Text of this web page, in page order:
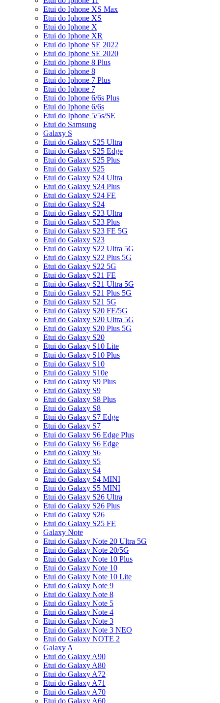
Etui do Iphone XS Max
Etui do Iphone XS
Etui do Iphone X
Etui do Iphone XR
Etui do Iphone SE 2022
Etui do Iphone SE 2020
Etui do Iphone 8 Plus
Etui do Iphone 8
Etui do Iphone 7 Plus
Etui do Iphone 7
Etui do Iphone 6/6s Plus
Etui do Iphone 6/6s
Etui do Iphone 5/5s/SE
Etui do Samsung
Galaxy S
Etui do Galaxy S25 Ultra
Etui do Galaxy S25 Edge
Etui do Galaxy S25 Plus
Etui do Galaxy S25
Etui do Galaxy S24 Ultra
Etui do Galaxy S24 Plus
Etui do Galaxy S24 FE
Etui do Galaxy S24
Etui do Galaxy S23 Ultra
Etui do Galaxy S23 Plus
Etui do Galaxy S23 FE 5G
Etui do Galaxy S23
Etui do Galaxy S22 Ultra 5G
Etui do Galaxy S22 Plus 5G
Etui do Galaxy S22 5G
Etui do Galaxy S21 FE
Etui do Galaxy S21 Ultra 5G
Etui do Galaxy S21 Plus 5G
Etui do Galaxy S21 5G
Etui do Galaxy S20 FE/5G
Etui do Galaxy S20 Ultra 5G
Etui do Galaxy S20 Plus 5G
Etui do Galaxy S20
Etui do Galaxy S10 Lite
Etui do Galaxy S10 Plus
Etui do Galaxy S10
Etui do Galaxy S10e
Etui do Galaxy S9 Plus
Etui do Galaxy S9
Etui do Galaxy S8 Plus
Etui do Galaxy S8
Etui do Galaxy S7 Edge
Etui do Galaxy S7
Etui do Galaxy S6 Edge Plus
Etui do Galaxy S6 Edge
Etui do Galaxy S6
Etui do Galaxy S5
Etui do Galaxy S4
Etui do Galaxy S4 MINI
Etui do Galaxy S5 MINI
Etui do Galaxy S26 Ultra
Etui do Galaxy S26 Plus
Etui do Galaxy S26
Etui do Galaxy S25 FE
Galaxy Note
Etui do Galaxy Note 20 Ultra 5G
Etui do Galaxy Note 20/5G
Etui do Galaxy Note 10 Plus
Etui do Galaxy Note 10
Etui do Galaxy Note 10 Lite
Etui do Galaxy Note 9
Etui do Galaxy Note 8
Etui do Galaxy Note 5
Etui do Galaxy Note 4
Etui do Galaxy Note 3
Etui do Galaxy Note 3 NEO
Etui do Galaxy NOTE 2
Galaxy A
Etui do Galaxy A90
Etui do Galaxy A80
Etui do Galaxy A72
Etui do Galaxy A71
Etui do Galaxy A70
Etui do Galaxy A60